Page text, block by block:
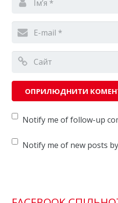
Notify me of follow-up
Notify me of new posts